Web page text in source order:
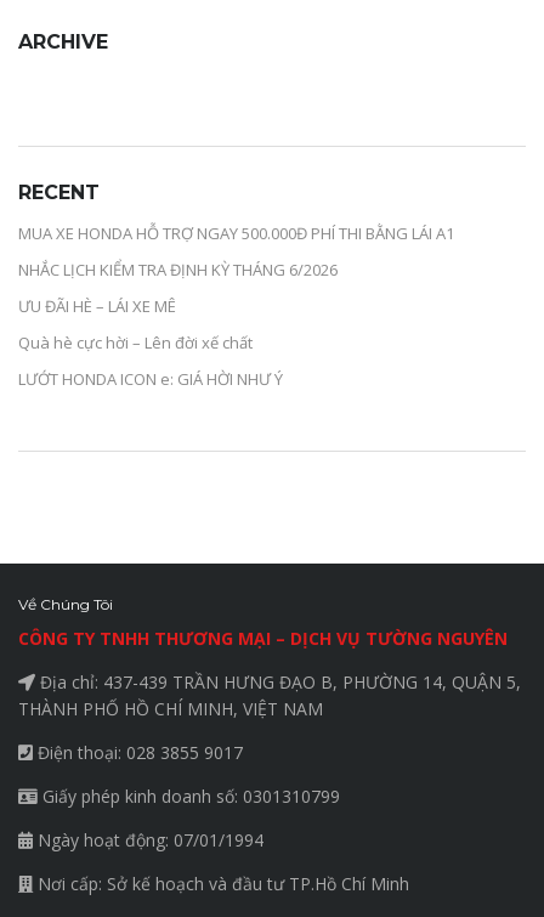
ARCHIVE
RECENT
MUA XE HONDA HỖ TRỢ NGAY 500.000Đ PHÍ THI BẰNG LÁI A1
NHẮC LỊCH KIỂM TRA ĐỊNH KỲ THÁNG 6/2026
ƯU ĐÃI HÈ – LÁI XE MÊ
Quà hè cực hời – Lên đời xế chất
LƯỚT HONDA ICON e: GIÁ HỜI NHƯ Ý
Về Chúng Tôi
CÔNG TY TNHH THƯƠNG MẠI – DỊCH VỤ TƯỜNG NGUYÊN
Địa chỉ: 437-439 TRẦN HƯNG ĐẠO B, PHƯỜNG 14, QUẬN 5,
THÀNH PHỐ HỒ CHÍ MINH, VIỆT NAM
Điện thoại: 028 3855 9017
Giấy phép kinh doanh số: 0301310799
Ngày hoạt động: 07/01/1994
Nơi cấp: Sở kế hoạch và đầu tư TP.Hồ Chí Minh